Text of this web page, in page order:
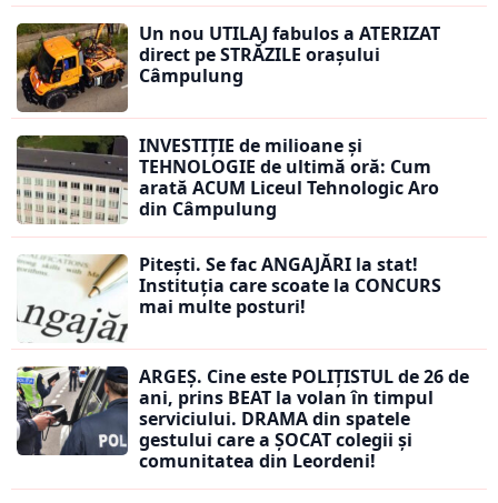
Un nou UTILAJ fabulos a ATERIZAT
direct pe STRĂZILE orașului
Câmpulung
INVESTIȚIE de milioane și
TEHNOLOGIE de ultimă oră: Cum
arată ACUM Liceul Tehnologic Aro
din Câmpulung
Pitești. Se fac ANGAJĂRI la stat!
Instituția care scoate la CONCURS
mai multe posturi!
ARGEȘ. Cine este POLIȚISTUL de 26 de
ani, prins BEAT la volan în timpul
serviciului. DRAMA din spatele
gestului care a ȘOCAT colegii și
comunitatea din Leordeni!